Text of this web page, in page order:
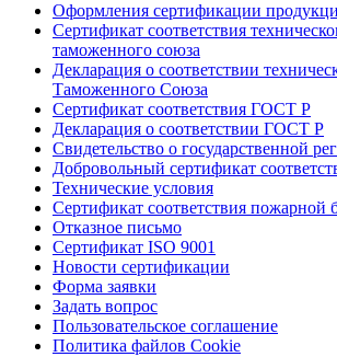
Оформления сертификации
Сертификат соответствия
таможенного союза
Декларация о соответствии
Таможенного Союза
Сертификат соответствия ГОСТ Р
Декларация о соответствии ГОСТ Р
Свидетельство о государственной
Добровольный сертификат
Технические условия
Сертификат соответствия пожарной
Отказное письмо
Сертификат ISO 9001
Новости сертификации
Форма заявки
Задать вопрос
Пользовательское соглашение
Политика файлов Cookie